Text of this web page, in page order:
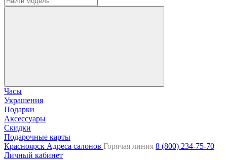
Часы
Украшения
Подарки
Аксессуары
Скидки
Подарочные карты
Красноярск Адреса салонов Горячая линия 8 (800) 234-75-70
Личный кабинет